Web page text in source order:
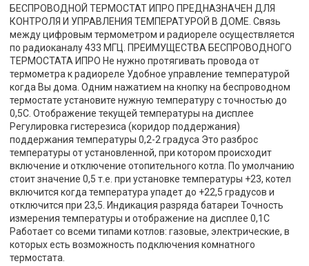
БЕСПРОВОДНОЙ ТЕРМОСТАТ ИПРО ПРЕДНАЗНАЧЕН ДЛЯ
КОНТРОЛЯ И УПРАВЛЕНИЯ ТЕМПЕРАТУРОЙ В ДОМЕ. Связь
между цифровым термометром и радиореле осуществляется
по радиоканалу 433 МГЦ. ПРЕИМУЩЕСТВА БЕСПРОВОДНОГО
ТЕРМОСТАТА ИПРО Не нужно протягивать провода от
термометра к радиореле Удобное управление температурой
когда Вы дома. Одним нажатием на кнопку на беспроводном
термостате установите нужную температуру с точностью до
0,5С. Отображение текущей температуры на дисплее
Регулировка гистерезиса (коридор поддержания)
поддержания температуры 0,2-2 градуса Это разброс
температуры от установленной, при котором происходит
включение и отключение отопительного котла. По умолчанию
стоит значение 0,5 т.е. при установке температуры +23, котел
включится когда температура упадет до +22,5 градусов и
отключится при 23,5. Индикация разряда батареи Точность
измерения температуры и отображение на дисплее 0,1С
Работает со всеми типами котлов: газовые, электрические, в
которых есть возможность подключения комнатного
термостата.